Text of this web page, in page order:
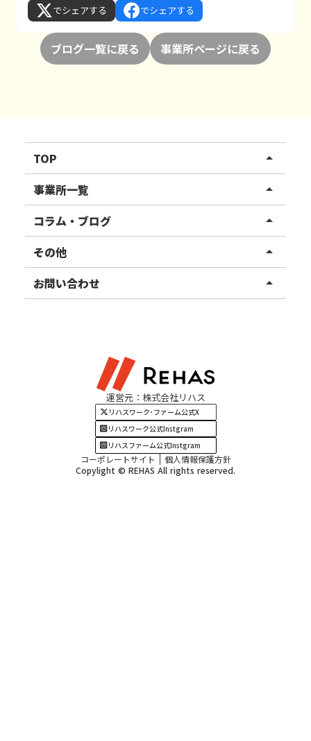
でシェアする でシェアする
ブログ一覧に戻る 事業所ページに戻る
TOP arrow_drop_up
リハスワーク
リハスファーム
事業所一覧 arrow_drop_up
関東エリア
東北エリア
甲信越エリア
四国・九州エリア
コラム・ブログ arrow_drop_up
事業所ブログ
ご利用者様の声
その他 arrow_drop_up
お知らせ
お問い合わせ arrow_drop_up
運営元：株式会社リハス
リハスワーク･ファーム公式X
リハスワーク公式Instgram
リハスファーム公式Instgram
コーポレートサイト
個人情報保護方針
Copylight © REHAS All rights reserved.